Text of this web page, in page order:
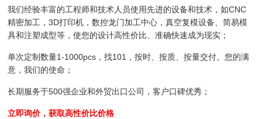
我们经验丰富的工程师和技术人员使用先进的设备和技术，如CNC
精密加工，3D打印机，数控龙门加工中心，真空复模设备、简易模
具和注塑成型等，使您的设计高性价比、准确快速成为现实；
单次定制数量1-1000pcs，找101，按时、按质、按量交付。您的满
意，我们的使命；
长期服务于500强企业和外贸出口公司，客户口碑优秀；
立即询价，获取高性价比价格